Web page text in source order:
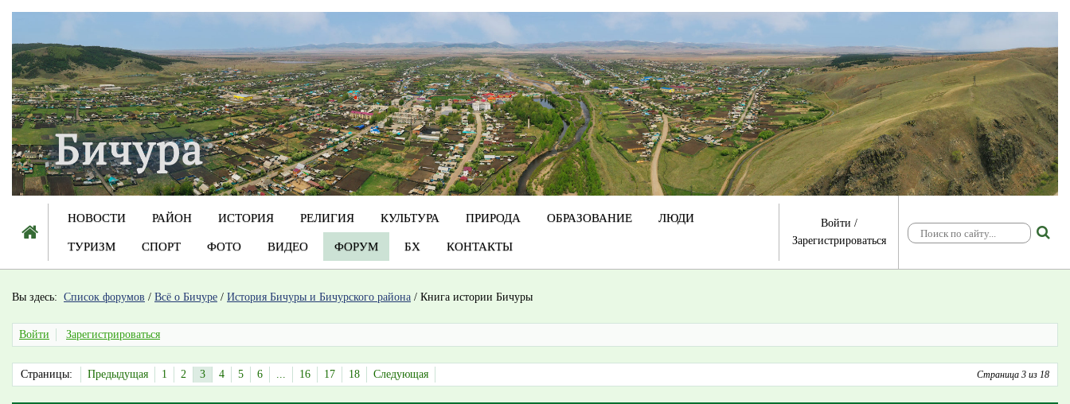
НОВОСТИ РАЙОН ИСТОРИЯ РЕЛИГИЯ КУЛЬТУРА ПРИРОДА ОБРАЗОВАНИЕ ЛЮДИ
ТУРИЗМ СПОРТ ФОТО ВИДЕО ФОРУМ БХ КОНТАКТЫ
Войти /
Зарегистрироваться
Вы здесь: Список форумов / Всё о Бичуре / История Бичуры и Бичурского района / Книга истории Бичуры
Войти Зарегистрироваться
Страница 3 из 18
Страницы: Предыдущая 1 2 3 4 5 6 16 17 18 Следующая